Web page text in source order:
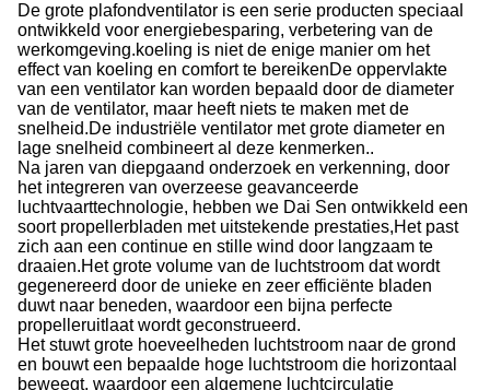
De grote plafondventilator is een serie producten speciaal
ontwikkeld voor energiebesparing, verbetering van de
werkomgeving.koeling is niet de enige manier om het
effect van koeling en comfort te bereikenDe oppervlakte
van een ventilator kan worden bepaald door de diameter
van de ventilator, maar heeft niets te maken met de
snelheid.De industriële ventilator met grote diameter en
lage snelheid combineert al deze kenmerken..
Na jaren van diepgaand onderzoek en verkenning, door
het integreren van overzeese geavanceerde
luchtvaarttechnologie, hebben we Dai Sen ontwikkeld een
soort propellerbladen met uitstekende prestaties,Het past
zich aan een continue en stille wind door langzaam te
draaien.Het grote volume van de luchtstroom dat wordt
gegenereerd door de unieke en zeer efficiënte bladen
duwt naar beneden, waardoor een bijna perfecte
propelleruitlaat wordt geconstrueerd.
Het stuwt grote hoeveelheden luchtstroom naar de grond
en bouwt een bepaalde hoge luchtstroom die horizontaal
beweegt, waardoor een algemene luchtcirculatie